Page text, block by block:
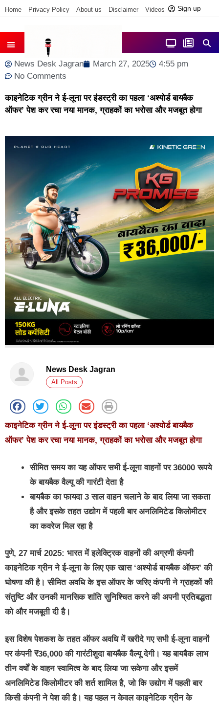
Home Privacy Policy About us Disclaimer Videos Contact us
Sign up
News Desk Jagran March 27, 2025
4:55 pm
No Comments
काइनेटिक ग्रीन ने ई-लूना पर इंडस्ट्री का पहला ‘अश्‍योर्ड बायबैक
ऑफर’ पेश कर रचा नया मानक, ग्राहकों का भरोसा और मजबूत होगा
News Desk Jagran
All Posts
काइनेटिक ग्रीन ने ई-लूना पर इंडस्ट्री का पहला ‘अश्‍योर्ड बायबैक
ऑफर’ पेश कर रचा नया मानक,ग्राहकों का भरोसा और मजबूत होगा
सीमित समय का यह ऑफर सभी ई-लूना वाहनों पर 36000 रूपये
के बायबैक वैल्‍यू की गारंटी देता है
बायबैक का फायदा 3 साल वाहन चलाने के बाद लिया जा सकता
है और इसके तहत उद्योग में पहली बार अनलिमिटेड किलोमीटर
का कवरेज मिल रहा है
पुणे, 27 मार्च 2025: भारत में इलेक्ट्रिक वाहनों की अग्रणी कंपनी
काइनेटिक ग्रीन ने ई-लूना के लिए एक खास ‘अश्‍योर्ड बायबैक ऑफर’ की
घोषणा की है। सीमित अवधि के इस ऑफर के जरिए कंपनी ने ग्राहकों की
संतुष्टि और उनकी मानसिक शांति सुनिश्चित करने की अपनी प्रतिबद्धता
को और मजबूती दी है।
इस विशेष पेशकश के तहत ऑफर अवधि में खरीदे गए सभी ई-लूना वाहनों
पर कंपनी ₹36,000 की गारंटीशुदा बायबैक वैल्यू देगी। यह बायबैक लाभ
तीन वर्षों के वाहन स्वामित्व के बाद लिया जा सकेगा और इसमें
अनलिमिटेड किलोमीटर की शर्त शामिल है, जो कि उद्योग में पहली बार
किसी कंपनी ने पेश की है। यह पहल न केवल काइनेटिक ग्रीन के